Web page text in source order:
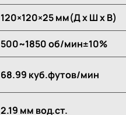
120×120×25 мм(Д х Ш х В)
500~1850 об/мин±10%
68.99 куб.футов/мин
2.19 мм вод.ст.